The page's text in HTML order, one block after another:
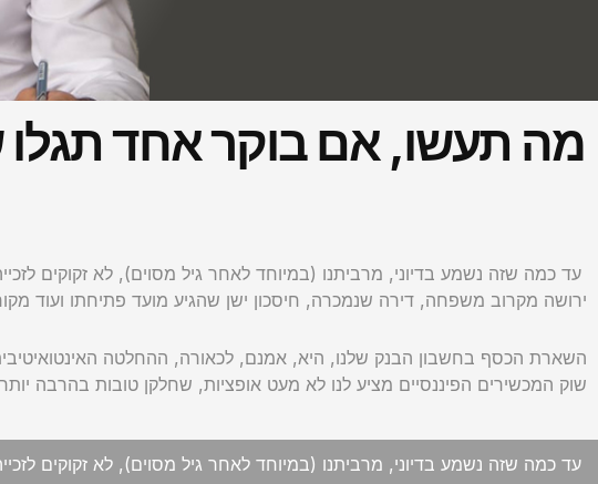
עד כמה שזה נשמע בדיוני, מרביתנו (במיוחד לאחר גיל מסוים), לא זקוקים
ירושה מקרוב משפחה, דירה שנמכרה, חיסכון ישן שהגיע מועד פתיחתו ועוד
השארת הכסף בחשבון הבנק שלנו, היא, אמנם, לכאורה, ההחלטה
שוק המכשירים הפיננסיים מציע לנו לא מעט אופציות, שחלקן טובות בהרבה
עד כמה שזה נשמע בדיוני, מרביתנו (במיוחד לאחר גיל מסוים), לא זקוקים